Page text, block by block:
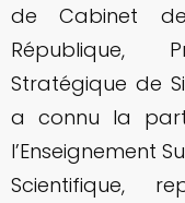
de Cabinet
République,
Stratégique de
a connu la
l’Enseignement
Scientifique,